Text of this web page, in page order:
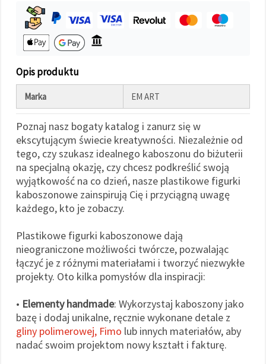
Akceptuj
wszystkie
Ustawienia
Opis produktu
Marka EM ART
Poznaj nasz bogaty katalog i zanurz się w
ekscytującym świecie kreatywności. Niezależnie od
tego, czy szukasz idealnego kaboszonu do biżuterii
na specjalną okazję, czy chcesz podkreślić swoją
wyjątkowość na co dzień, nasze plastikowe figurki
kaboszonowe zainspirują Cię i przyciągną uwagę
każdego, kto je zobaczy.
Plastikowe figurki kaboszonowe dają
nieograniczone możliwości twórcze, pozwalając
łączyć je z różnymi materiałami i tworzyć niezwykłe
projekty. Oto kilka pomysłów dla inspiracji:
• Elementy handmade: Wykorzystaj kaboszony jako
bazę i dodaj unikalne, ręcznie wykonane detale z
gliny polimerowej, Fimo lub innych materiałów, aby
nadać swoim projektom nowy kształt i fakturę.